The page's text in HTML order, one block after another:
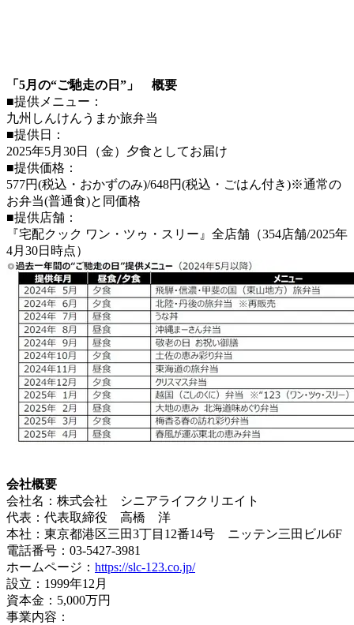
「5月の“ご馳走の日”」 概要
■提供メニュー：
九州しんけんうまか旅弁当
■提供日：
2025年5月30日（金）夕食としてお届け
■提供価格：
577円(税込・おかずのみ)/648円(税込・ごはん付き)※通常の
お弁当(普通食)と同価格
■提供店舗：
『宅配クック ワン・ツゥ・スリー』全店舗（354店舗/2025年
4月30日時点）
会社概要
会社名：株式会社 シニアライフクリエイト
代表：代表取締役 高橋 洋
本社：東京都港区三田3丁目12番14号 ニッテン三田ビル6F
電話番号：03-5427-3981
ホームページ： https://slc-123.co.jp/
設立：1999年12月
資本金：5,000万円
事業内容：